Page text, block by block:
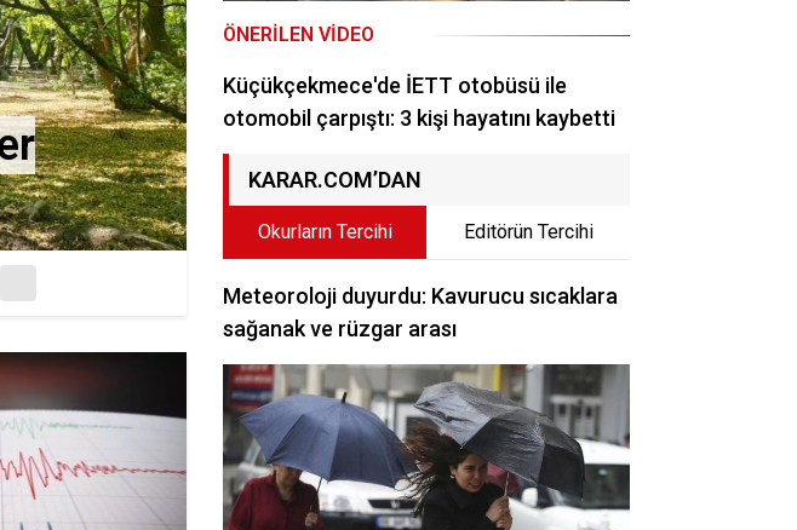
Gölette kaybolan Metin’den
ÖNERILEN VIDEO
Küçükçekmece'de İETT otobüsü ile
otomobil çarpıştı: 3 kişi hayatını kaybetti
KARAR.COM’DAN
Okurların Tercihi Editörün Tercihi
Meteoroloji duyurdu: Kavurucu sıcaklara
sağanak ve rüzgar arası